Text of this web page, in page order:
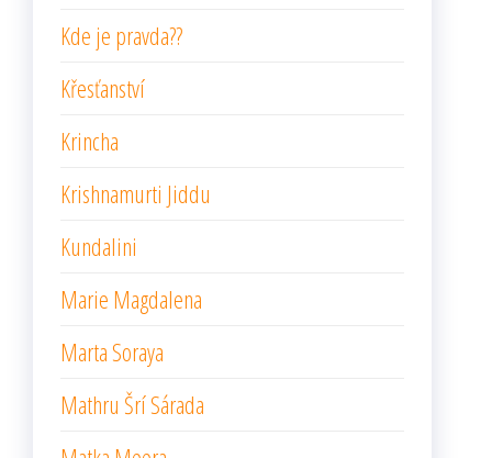
Kde je pravda??
Křesťanství
Krincha
Krishnamurti Jiddu
Kundalini
Marie Magdalena
Marta Soraya
Mathru Šrí Sárada